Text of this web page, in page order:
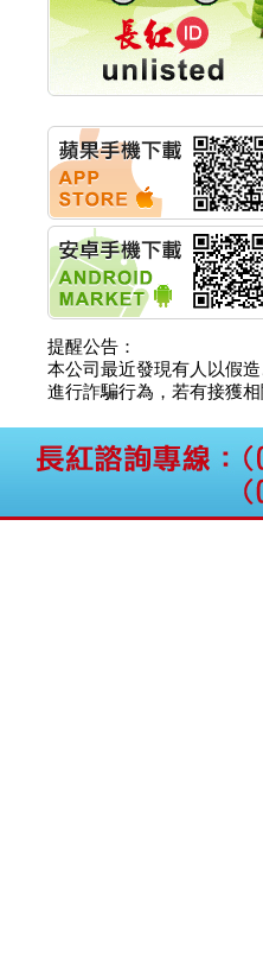
秀育企業:秀育SHO-U
能系統 獲國內首張
認證
聯博投信:聯博00404A
華旭先進:代重要子公
碩通散熱股份有限公
公告董事會通過發言
及代理發
華旭先進:代重要子公
碩通散熱股份有限公
公告董事會決議發行
工認股權
華旭先進:代重要子公
碩通散熱股份有限公司
公告董事會追認113年
向關係
華旭先進:代重要子公
碩通散熱股份有限公
公告向關係人取得使
權資產
仁新醫藥:代重要子公
BeliteBio,Inc公告受邀
提醒公告：
本公司最近發現有人以假
進行詐騙行為，若有接獲